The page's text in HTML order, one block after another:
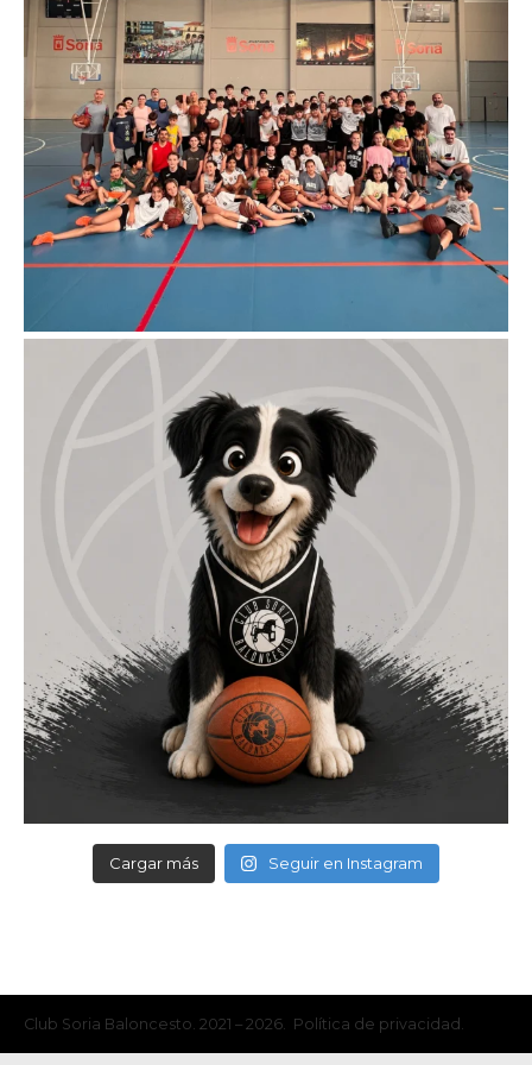
Cargar más Seguir en Instagram
Club Soria Baloncesto. 2021 – 2026. Política de privacidad.